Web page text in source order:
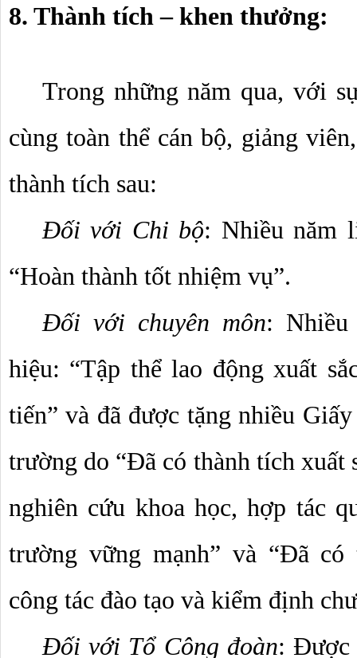
8. Thành tích – khen thưởng:
Trong những năm qua, với
cùng toàn thể cán bộ, giảng
thành tích sau:
Đối với Chi bộ: Nhiều năm
“Hoàn thành tốt nhiệm vụ”.
Đối với chuyên môn:
hiệu: “Tập thể lao động xuất
tiến” và đã được tặng nhiều
trường do “Đã có thành tích xuất
nghiên cứu khoa học, hợp tác
trường vững mạnh” và “Đã có
công tác đào tạo và kiểm định
Đối với Tổ Công đoàn: Được